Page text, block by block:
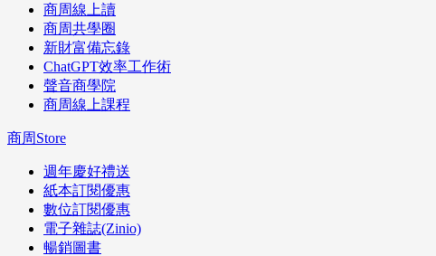
商周線上讀
商周共學圈
新財富備忘錄
ChatGPT效率工作術
聲音商學院
商周線上課程
商周Store
週年慶好禮送
紙本訂閱優惠
數位訂閱優惠
電子雜誌(Zinio)
暢銷圖書